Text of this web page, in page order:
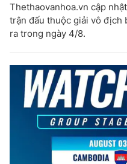
Thethaovanhoa.vn cập
trận đấu thuộc giải vô địch
ra trong ngày 4/8.